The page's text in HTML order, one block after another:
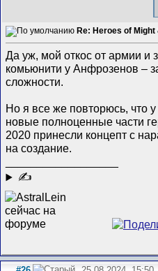
Re: Heroes of
Да уж, мой откос от армии и
комьюнити у Анфрозенов –
сложности.
Но я все же повторюсь, что
новые полноценные части
2020 принесли концепт с
на создание.
✍